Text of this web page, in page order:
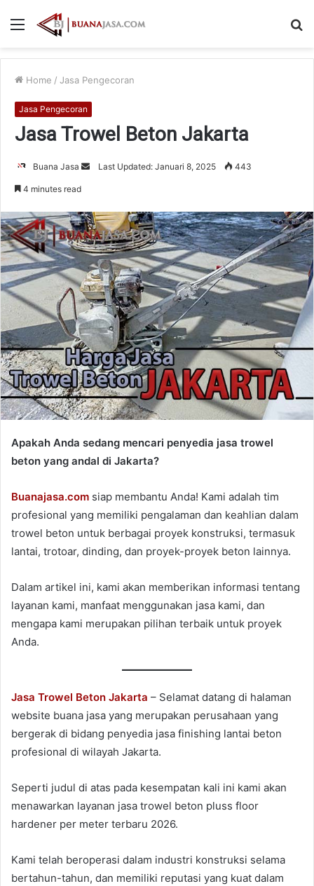
Menu
Home / Jasa Pengecoran
Jasa Pengecoran
Jasa Trowel Beton Jakarta
Buana Jasa
SendLast Updated: Januari 8, 2025 443
4 minutes read
Apakah Anda sedang mencari penyedia jasa trowel
beton yang andal di Jakarta?
Buanajasa.com siap membantu Anda! Kami adalah tim
profesional yang memiliki pengalaman dan keahlian dalam
trowel beton untuk berbagai proyek konstruksi, termasuk
lantai, trotoar, dinding, dan proyek-proyek beton lainnya.
Dalam artikel ini, kami akan memberikan informasi tentang
layanan kami, manfaat menggunakan jasa kami, dan
mengapa kami merupakan pilihan terbaik untuk proyek
Anda.
Jasa Trowel Beton Jakarta – Selamat datang di halaman
website buana jasa yang merupakan perusahaan yang
bergerak di bidang penyedia jasa finishing lantai beton
profesional di wilayah Jakarta.
Seperti judul di atas pada kesempatan kali ini kami akan
menawarkan layanan jasa trowel beton pluss floor
hardener per meter terbaru 2026.
Kami telah beroperasi dalam industri konstruksi selama
bertahun-tahun, dan memiliki reputasi yang kuat dalam